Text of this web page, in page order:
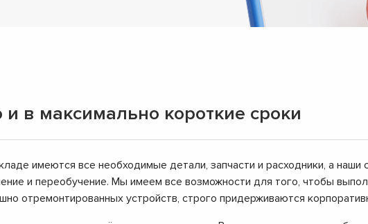
в максимально короткие сроки
имеются все необходимые детали, запчасти и расходники, а
и переобучение. Мы имеем все возможности для того, чтобы
отремонтированных устройств, строго придерживаются